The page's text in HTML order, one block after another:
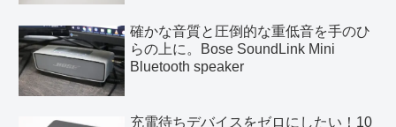
確かな音質と圧倒的な重低音を手のひ
らの上に。Bose SoundLink Mini
Bluetooth speaker
充電待ちデバイスをゼロにしたい！10